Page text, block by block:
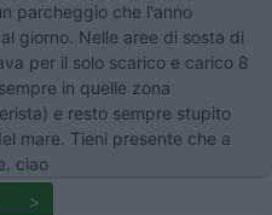
parcheggio che l'anno
giorno. Nelle aree di sosta di
per il solo scarico e carico 8
in quelle zona
e resto sempre stupito
mare. Tieni presente che a
ciao
>